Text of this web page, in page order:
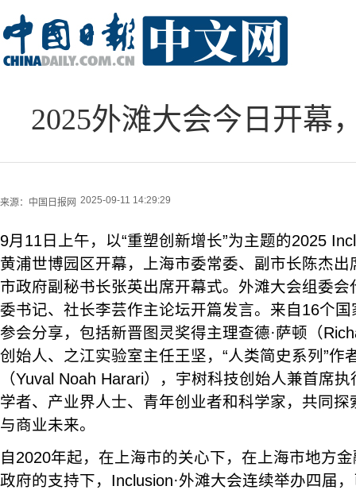
2025外滩大会今日开幕
来源： 中国日报网 2025-09-11 14:29:29
9月11日上午，以“重塑创新增长”为主题的2025
黄浦世博园区开幕，上海市委常委、副市长陈杰
市政府副秘书长张英出席开幕式。外滩大会组委
委书记、社长李芸作主论坛开篇发言。来自16个
参会分享，包括新晋图灵奖得主理查德·萨顿（
创始人、之江实验室主任王坚，“人类简史系列”作
（Yuval Noah Harari），宇树科技创始人兼首席
学者、产业界人士、青年创业者和科学家，共同
与商业未来。
自2020年起，在上海市的关心下，在上海市地方
政府的支持下，Inclusion·外滩大会连续举办四届